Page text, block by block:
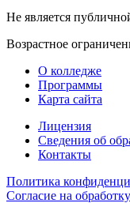
Не является
Возрастное
О колледже
Программы
Карта сайта
Лицензия
Сведения об
Контакты
Политика
Согласие на